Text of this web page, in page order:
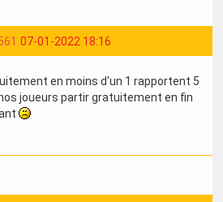
07-01-2022 18:16
en moins d'un 1 rapportent 5
joueurs partir gratuitement en fin